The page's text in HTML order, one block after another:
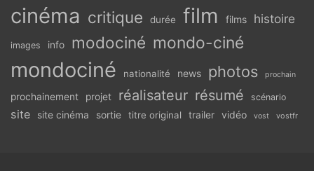
cinéma critique durée film films histoire
images info modociné mondo-ciné
mondociné nationalité news photos prochain
prochainement projet réalisateur résumé scénario
site site cinéma sortie titre original trailer vidéo vost vostfr